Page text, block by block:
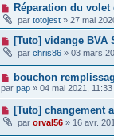
Réparation du volet
par totojest » 27 mai
[Tuto] vidange BVA
par chris86 » 03 mars
bouchon
par pap » 04 mai 2021, 11:33
[Tuto] changement
par orval56 » 16 avr.